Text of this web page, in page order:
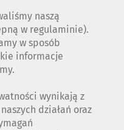
naszą
w regulaminie).
w sposób
informacje
wynikają z
działań oraz